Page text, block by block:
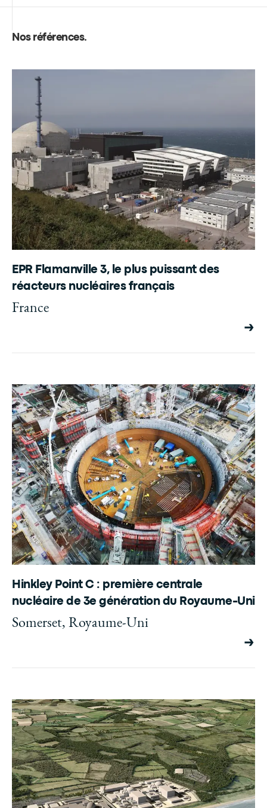
Nos références.
EPR Flamanville 3, le plus puissant des
réacteurs nucléaires français
France
Hinkley Point C : première centrale
nucléaire de 3e génération du Royaume-Uni
Somerset, Royaume-Uni